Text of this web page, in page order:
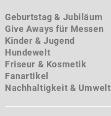
Geburtstag & Jubiläum
Give Aways für Messen
Kinder & Jugend
Hundewelt
Friseur & Kosmetik
Fanartikel
Nachhaltigkeit & Umwelt